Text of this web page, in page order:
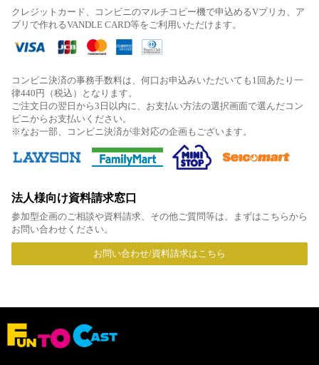
クレジットカード、コンビニのマルチコピー機で申込めるVプリカ、ア
プリで作れるVANDLE CARD等をご利用いただけます。
コンビニ決済の事務手数料は、何口お申込みいただいても1回あたり一
律440円（税込）となります。
ご注文日の翌日から3日以内に、お支払い方法の選択画面で選んだコン
ビニからお支払いください。
※なお一部、コンビニ決済が非対応の企画もございます。
法人様向け資料請求窓口
参加型企画のご相談や資料請求、その他ご質問等は、まずはこちらから
お問い合わせください。
お問い合わせ/資料請求はこちら